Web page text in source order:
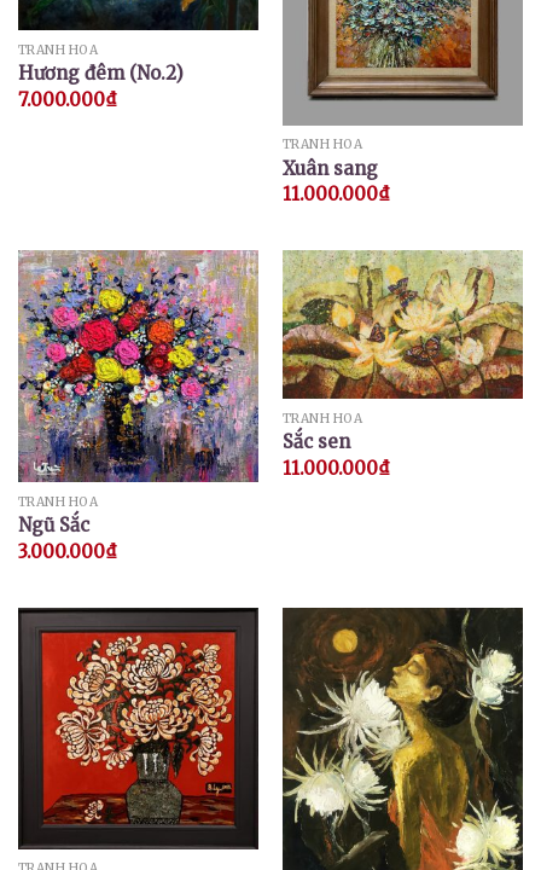
TRANH HOA
Hương đêm (No.2)
7.000.000₫
TRANH HOA
Xuân sang
11.000.000₫
TRANH HOA
Ngũ Sắc
3.000.000₫
TRANH HOA
Sắc sen
11.000.000₫